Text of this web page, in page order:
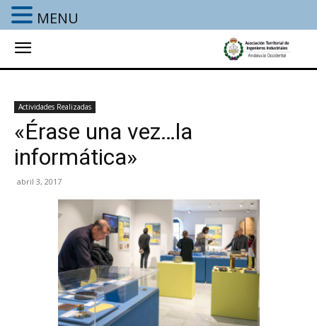
Actividades Realizadas
«Érase una vez…la
informática»
abril 3, 2017
MENU